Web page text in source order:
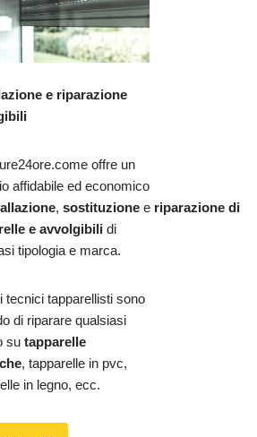
e riparazione
offre un
affidabile ed economico
, sostituzione e riparazione di
e avvolgibili di
tipologia e marca.
tecnici tapparellisti sono
di riparare qualsiasi
su tapparelle
, tapparelle in pvc,
in legno, ecc.